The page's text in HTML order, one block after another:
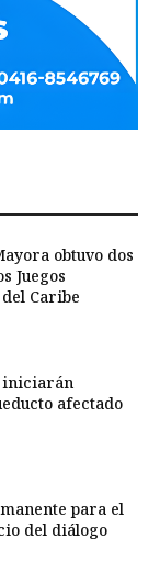
obtuvo dos
Juegos
Caribe
iniciarán
afectado
para el
del diálogo